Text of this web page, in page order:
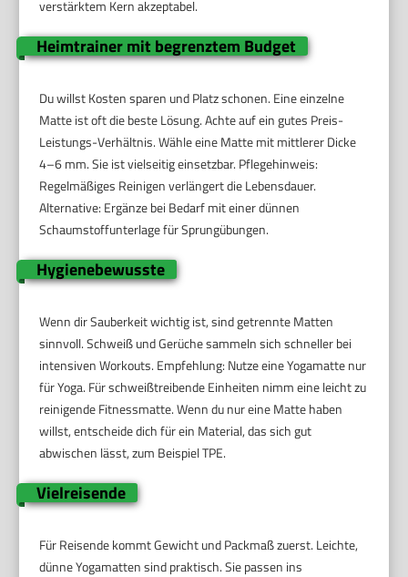
verstärktem Kern akzeptabel.
Heimtrainer mit begrenztem Budget
Du willst Kosten sparen und Platz schonen. Eine einzelne
Matte ist oft die beste Lösung. Achte auf ein gutes Preis-
Leistungs-Verhältnis. Wähle eine Matte mit mittlerer Dicke
4–6 mm. Sie ist vielseitig einsetzbar. Pflegehinweis:
Regelmäßiges Reinigen verlängert die Lebensdauer.
Alternative: Ergänze bei Bedarf mit einer dünnen
Schaumstoffunterlage für Sprungübungen.
Hygienebewusste
Wenn dir Sauberkeit wichtig ist, sind getrennte Matten
sinnvoll. Schweiß und Gerüche sammeln sich schneller bei
intensiven Workouts. Empfehlung: Nutze eine Yogamatte nur
für Yoga. Für schweißtreibende Einheiten nimm eine leicht zu
reinigende Fitnessmatte. Wenn du nur eine Matte haben
willst, entscheide dich für ein Material, das sich gut
abwischen lässt, zum Beispiel TPE.
Vielreisende
Für Reisende kommt Gewicht und Packmaß zuerst. Leichte,
dünne Yogamatten sind praktisch. Sie passen ins